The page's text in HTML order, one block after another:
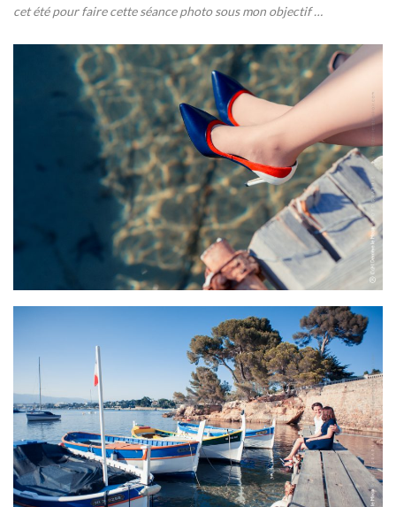
cet été pour faire cette séance photo sous mon objectif …